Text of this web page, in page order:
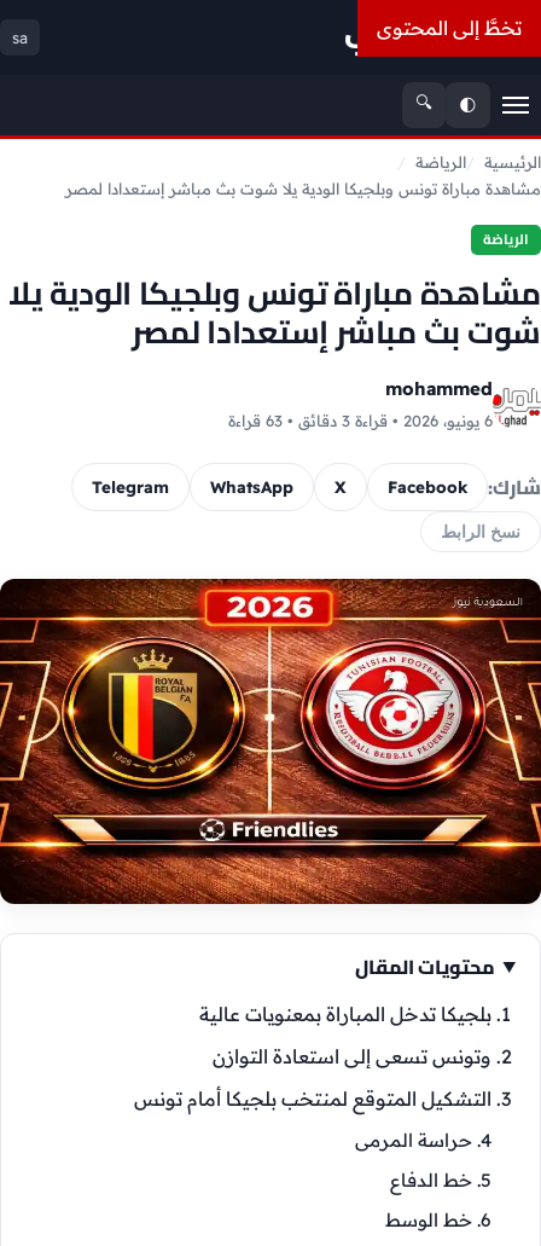
تخطَّ إلى المحتوى
أسعار الذهب sa
القائمة🌓
🔍
الرئيسية
الرياضة
مشاهدة مباراة تونس وبلجيكا الودية يلا شوت بث مباشر إستعدادا لمصر
الرياضة
مشاهدة مباراة تونس وبلجيكا الودية يلا
شوت بث مباشر إستعدادا لمصر
mohammed
6 يونيو، 2026 • قراءة 3 دقائق • 63 قراءة
شارك: Facebook
X
WhatsApp
Telegram
نسخ الرابط
محتويات المقال
بلجيكا تدخل المباراة بمعنويات عالية
وتونس تسعى إلى استعادة التوازن
التشكيل المتوقع لمنتخب بلجيكا أمام تونس
حراسة المرمى
خط الدفاع
خط الوسط